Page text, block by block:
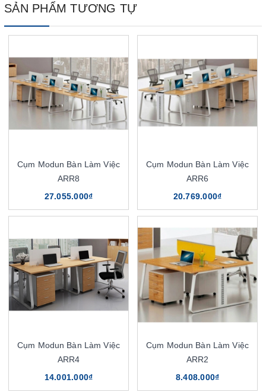
SẢN PHẨM TƯƠNG TỰ
Cụm Modun Bàn Làm Việc
ARR8
27.055.000₫
Cụm Modun Bàn Làm Việc
ARR6
20.769.000₫
Cụm Modun Bàn Làm Việc
ARR4
14.001.000₫
Cụm Modun Bàn Làm Việc
ARR2
8.408.000₫